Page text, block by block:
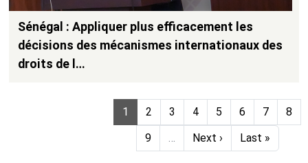
Sénégal : Appliquer plus efficacement les
décisions des mécanismes internationaux des
droits de l…
Page
1 Page
2 Page
3 Page
4 Page
5 Page
6 Page
7
8
Page
9 … Next page
Next › Last page
Last »